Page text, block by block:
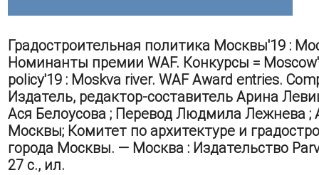
Градостроительная политика Москвы'19 :
Номинанты премии WAF. Конкурсы =
policy'19 : Moskva river. WAF Award entries.
Издатель, редактор-составитель Арина
Ася Белоусова ; Перевод Людмила Лежнева ;
Москвы; Комитет по архитектуре и
города Москвы. — Москва : Издательство
27 с., ил.